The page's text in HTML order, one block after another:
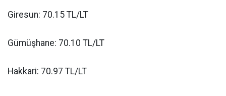
Giresun: 70.15 TL/LT
Gümüşhane: 70.10 TL/LT
Hakkari: 70.97 TL/LT